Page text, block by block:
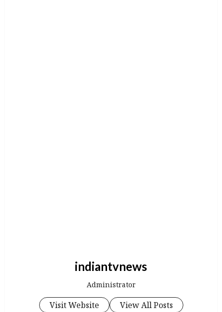
indiantvnews
Administrator
Visit Website View All Posts